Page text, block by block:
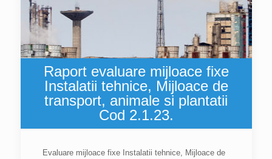
Raport evaluare mijloace fixe
Instalatii tehnice, Mijloace de
transport, animale si plantatii
Cod 2.1.23.
Evaluare mijloace fixe Instalatii tehnice, Mijloace de